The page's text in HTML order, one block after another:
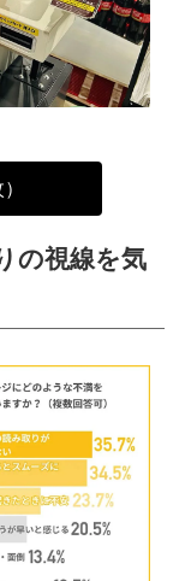
の視線を気